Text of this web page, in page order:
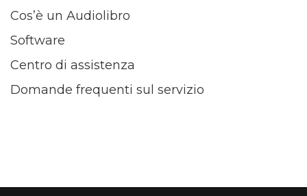
Cos’è un Audiolibro
Software
Centro di assistenza
Domande frequenti sul servizio